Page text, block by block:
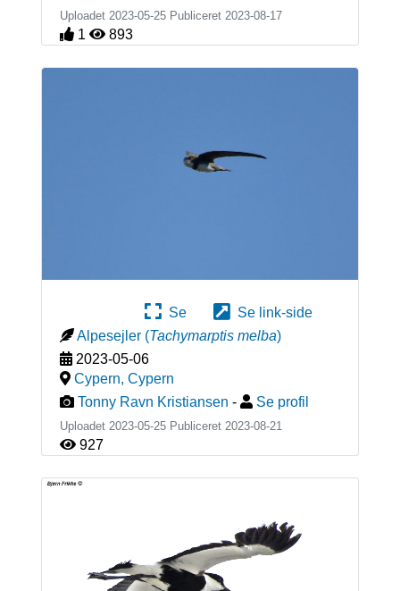
Uploadet 2023-05-25 Publiceret 2023-08-17
1 893
Se
Se link-side
Alpesejler (Tachymarptis melba)
2023-05-06
Cypern, Cypern
Tonny Ravn Kristiansen - Se profil
Uploadet 2023-05-25 Publiceret 2023-08-21
927